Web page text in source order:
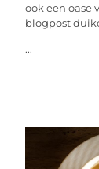
ook een oase
blogpost
...